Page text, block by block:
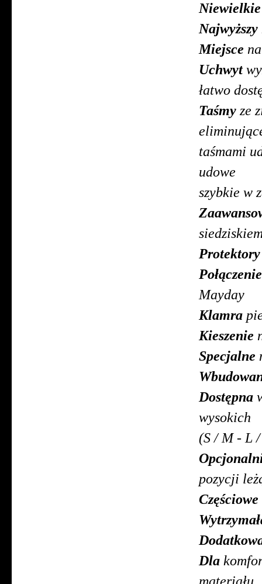
Niewielkie
Najwyższy
Miejsce
Uchwyt
łatwo
Taśmy ze
taśmami
udowe
szybkie w
Protektory
Połączenie
Mayday
Klamra
Kieszenie
Specjalne
Dostępna
(S / M - L
pozycji
Częściowe
Dla